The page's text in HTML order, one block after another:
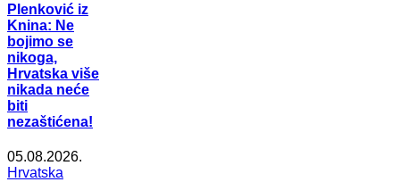
Plenković iz
Knina: Ne
bojimo se
nikoga,
Hrvatska više
nikada neće
biti
nezaštićena!
05.08.2026.
Hrvatska